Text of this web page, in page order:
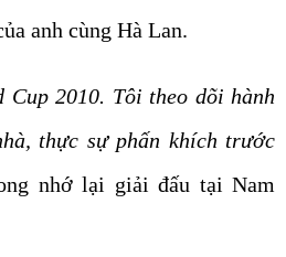
anh cùng Hà Lan.
2010. Tôi theo dõi hành
thực sự phấn khích trước
nhớ lại giải đấu tại Nam